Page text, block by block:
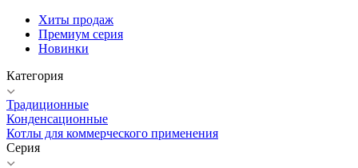
Хиты продаж
Премиум серия
Новинки
Категория
Традиционные
Конденсационные
Котлы для коммерческого применения
Серия